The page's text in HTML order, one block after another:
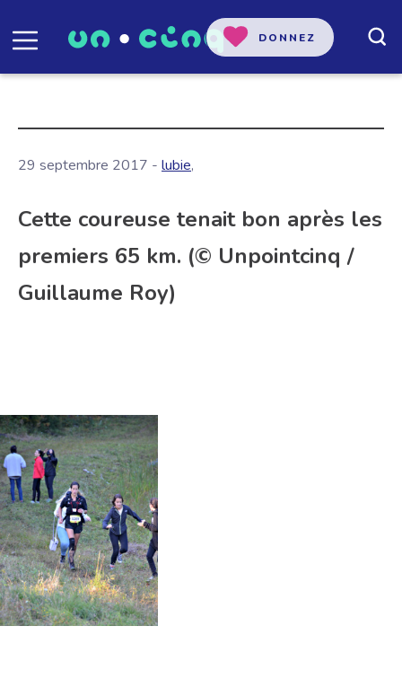
DONNEZ
29 septembre 2017 - lubie,
Cette coureuse tenait bon après les
premiers 65 km. (© Unpointcinq /
Guillaume Roy)